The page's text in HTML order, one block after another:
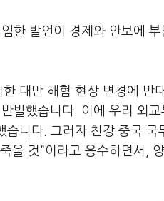
한 발언이 경제와 안보에
대만 해협 현상 변경에 반
발했습니다. 이에 우리 외교
니다. 그러자 친강 중국 국
을 것”이라고 응수하면서,